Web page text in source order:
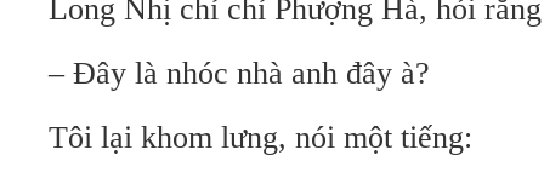
Long Nhị chỉ chỉ Phượng Hà, hỏi
– Đây là nhóc nhà anh đây à?
Tôi lại khom lưng, nói một tiếng: